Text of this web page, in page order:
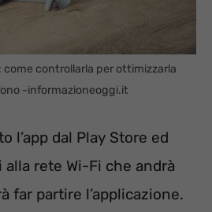
come controllarla per ottimizzarla
-informazioneoggi.it
l’app dal Play Store ed
rete Wi-Fi che andrà
far partire l’applicazione.